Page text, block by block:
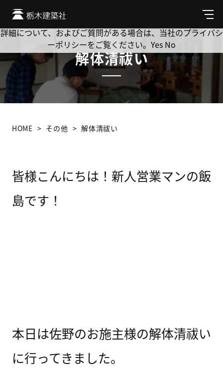
メ
ニ
ュ
解体清祓い
HOME その他 解体清祓い
皆様こんにちは！新人営業マンの飯
島です！
本日は佐野のお施主様の解体清祓い
に行ってきました。
Cookie を使用して、お客様の活動を追跡してもよろしいです
か? 当社ではお客様のプライバシーを極めて重視しています。
詳細について、およびご質問がある場合は、当社のプライバシ
ーポリシーをご覧ください。 Yes No